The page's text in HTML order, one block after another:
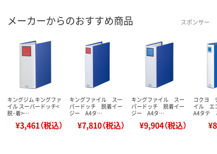
メーカーからのおすすめ商品 スポンサー
キングジム キングファ
イル スーパードッチ<
脱･着>…
¥3,461（税込）
キングファイル スー
パードッチ 脱着イー
ジー A4タ…
¥7,810（税込）
キングファイル スー
パードッチ 脱着イー
ジー A4タ…
¥9,904（税込）
コクヨ
イル エ
A4タテ